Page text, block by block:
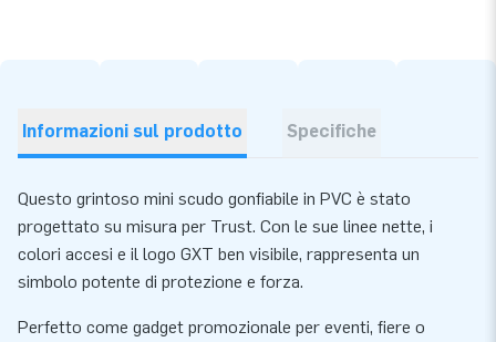
Informazioni sul prodotto Specifiche
Questo grintoso mini scudo gonfiabile in PVC è stato
progettato su misura per Trust. Con le sue linee nette, i
colori accesi e il logo GXT ben visibile, rappresenta un
simbolo potente di protezione e forza.
Perfetto come gadget promozionale per eventi, fiere o